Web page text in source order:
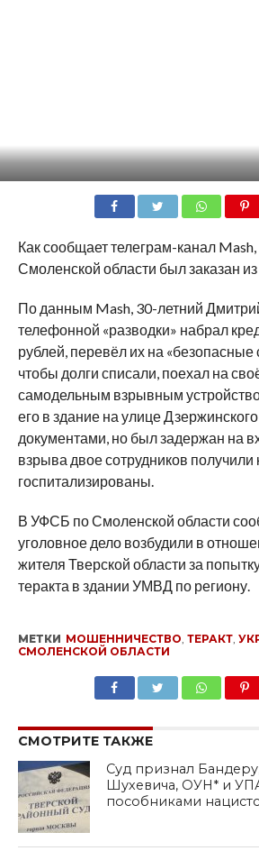
Как сообщает телеграм-канал
Смоленской области был заказан
По данным Mash, 30-летний
телефонной «разводки» набрал
рублей, перевёл их на «безопасные
чтобы долги списали, поехал на
самодельным взрывным
его в здание на улице
документами, но был задержан на
взрыва двое сотрудников получили
госпитализированы.
В УФСБ по Смоленской области
уголовное дело возбудили в
жителя Тверской области за
теракта в здании УМВД по региону.
МЕТКИ МОШЕННИЧЕСТВО, ТЕРАКТ,
СМОЛЕНСКОЙ ОБЛАСТИ
СМОТРИТЕ ТАКЖЕ
Суд признал
Шухевича, ОУН* и
пособниками